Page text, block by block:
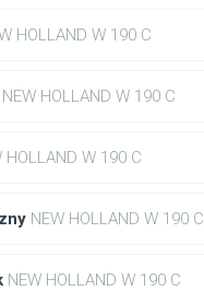
HOLLAND W 190 C
NEW HOLLAND W 190 C
HOLLAND W 190 C
NEW HOLLAND W 190 C
NEW HOLLAND W 190 C